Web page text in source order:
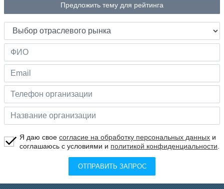
Предложить тему для рейтинга
Я даю своесогласие на обработку персональных данных и
соглашаюсь с условиями и политикой конфиденциальности
ОТПРАВИТЬ ЗАПРОС